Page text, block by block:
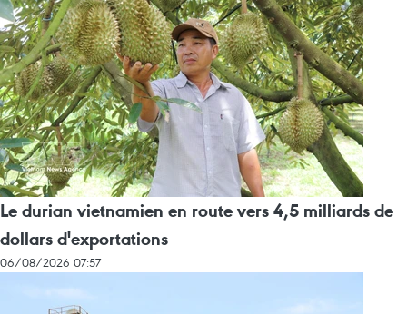
Le durian vietnamien en route vers 4,5 milliards de
dollars d'exportations
06/08/2026 07:57